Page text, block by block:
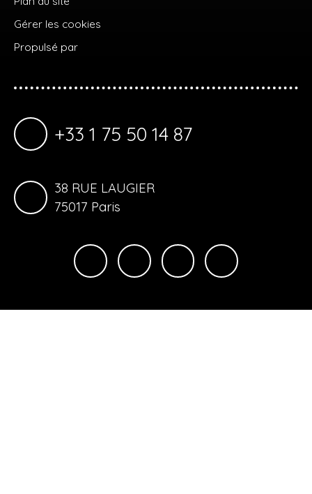
Gérer les cookies
Propulsé par
+33 1 75 50 14 87
38 RUE LAUGIER
75017 Paris